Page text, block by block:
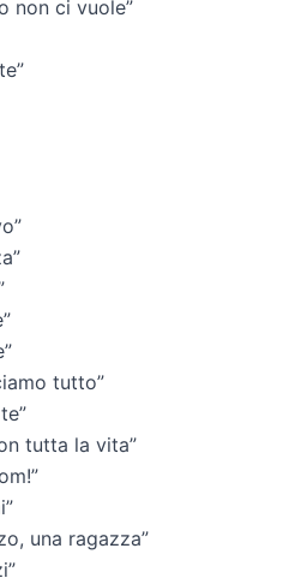
non ci vuole”
tutto”
tutta la vita”
una ragazza”